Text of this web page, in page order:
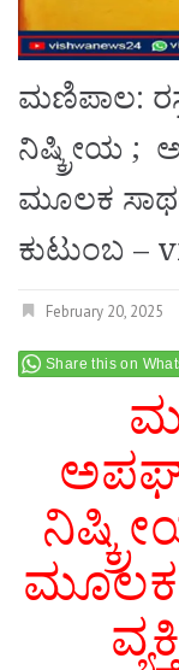
ಮಣಿಪಾಲ:
ನಿಷ್ಕ್ರೀಯ ;
ಮೂಲಕ
ಕುಟುಂಬ –
February 20, 2025
Share this on
ಮೂಲಕ